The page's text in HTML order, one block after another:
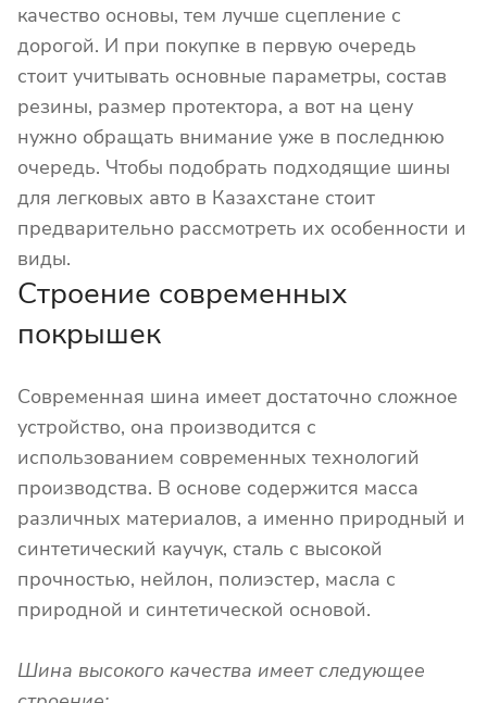
качество основы, тем лучше сцепление с
дорогой. И при покупке в первую очередь
стоит учитывать основные параметры, состав
резины, размер протектора, а вот на цену
нужно обращать внимание уже в последнюю
очередь. Чтобы подобрать подходящие шины
для легковых авто в Казахстане стоит
предварительно рассмотреть их особенности и
виды.
Строение современных
покрышек
Современная шина имеет достаточно сложное
устройство, она производится с
использованием современных технологий
производства. В основе содержится масса
различных материалов, а именно природный и
синтетический каучук, сталь с высокой
прочностью, нейлон, полиэстер, масла с
природной и синтетической основой.
Шина высокого качества имеет следующее